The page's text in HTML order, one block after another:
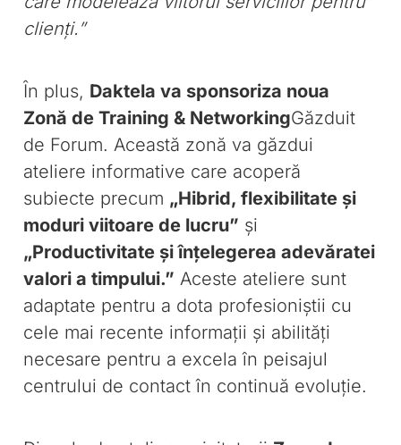
clienți.”
În plus, Daktela va sponsoriza noua
Zonă de Training & NetworkingGăzduit
de Forum. Această zonă va găzdui
ateliere informative care acoperă
subiecte precum „Hibrid, flexibilitate și
moduri viitoare de lucru” și
„Productivitate și înțelegerea adevăratei
valori a timpului.” Aceste ateliere sunt
adaptate pentru a dota profesioniștii cu
cele mai recente informații și abilități
necesare pentru a excela în peisajul
centrului de contact în continuă evoluție.